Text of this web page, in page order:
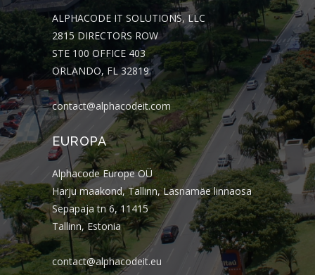
ALPHACODE IT SOLUTIONS, LLC
2815 DIRECTORS ROW
STE 100 OFFICE 403
ORLANDO, FL 32819
contact@alphacodeit.com
EUROPA
Alphacode Europe OÜ
Harju maakond, Tallinn, Lasnamäe linnaosa
Sepapaja tn 6, 11415
Tallinn, Estonia
contact@alphacodeit.eu